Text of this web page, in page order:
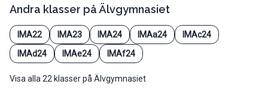
Andra klasser på Älvgymnasiet
IMA22 IMA23 IMA24 IMAa24
IMAc24
IMAd24
IMAe24 IMAf24
Visa alla 22 klasser på Älvgymnasiet